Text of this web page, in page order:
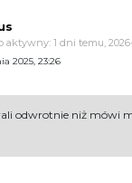
aktywny: 1 dni temu,
2025, 23:26
odwrotnie niż mówi